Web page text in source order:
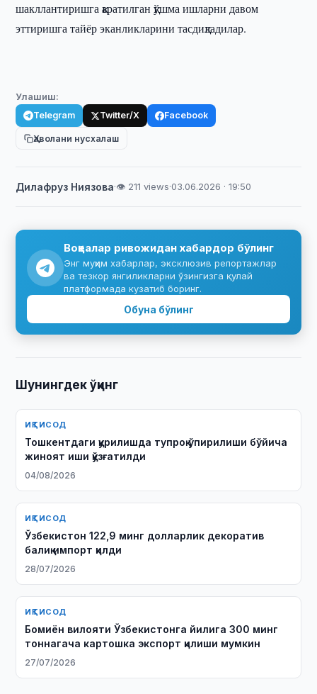
шакллантиришга қаратилган қўшма ишларни давом
эттиришга тайёр эканликларини тасдиқладилар.
Улашиш:
Telegram Twitter/X Facebook
Ҳаволани нусхалаш
Дилафруз Ниязова·👁 211 views·03.06.2026 · 19:50
Воқеалар ривожидан хабардор бўлинг
Энг муҳим хабарлар, эксклюзив репортажлар
ва тезкор янгиликларни ўзингизга қулай
платформада кузатиб боринг.
Обуна бўлинг
Шунингдек ўқинг
ИҚТИСОД
Тошкентдаги қурилишда тупроқ ўпирилиши бўйича
жиноят иши қўзғатилди
04/08/2026
ИҚТИСОД
Ўзбекистон 122,9 минг долларлик декоратив
балиқ импорт қилди
28/07/2026
ИҚТИСОД
Бомиён вилояти Ўзбекистонга йилига 300 минг
тоннагача картошка экспорт қилиши мумкин
27/07/2026